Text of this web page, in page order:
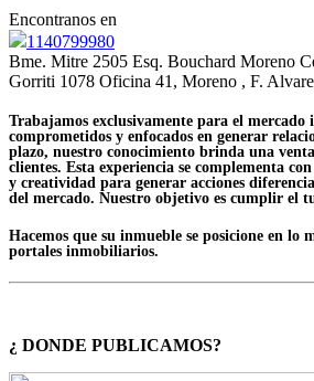
Encontranos en
1140799980
Bme. Mitre 2505 Esq. Bouchard Moreno
Gorriti 1078 Oficina 41, Moreno , F.
Trabajamos exclusivamente para el
comprometidos y enfocados en generar
plazo, nuestro conocimiento brinda una
clientes. Esta experiencia se complementa
y creatividad para generar acciones
del mercado. Nuestro objetivo es cumplir el
Hacemos que su inmueble se posicione en lo
portales inmobiliarios.
¿ DONDE PUBLICAMOS?